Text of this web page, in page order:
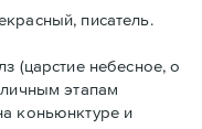
писатель.
(царстие небесное, о
этапам
коньюнктуре и